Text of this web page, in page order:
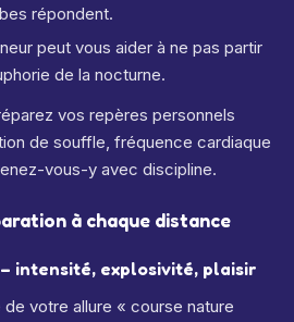
répondent.
peut vous aider à ne pas partir
de la nocturne.
vos repères personnels
de souffle, fréquence cardiaque
vous-y avec discipline.
à chaque distance
intensité, explosivité, plaisir
votre allure « course nature